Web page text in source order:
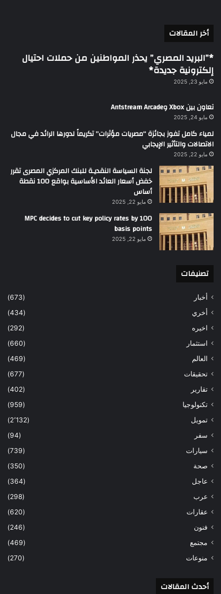
أخر المقالات
*”البريد المصري” يحذر المواطنين من حملات احتيال
إلكترونية جديدة*
مايو 23, 2025
تعاون بين Xbox وAntstream Arcade
مايو 24, 2025
لمياء كامل تفوز بجائزة “مصريات مؤثرات” تكريماً لدورها الرائد في مجال
الاتصالات والتأثير الإيجابي
مايو 22, 2025
لجنة السياسة النقديـة للبنك المركزي المصرى تقرر
خفض أسعار العائد الأساسية بواقع 100 نقطة
أساس
مايو 22, 2025
MPC decides to cut key policy rates by 100
basis points
مايو 22, 2025
تصنيفات
أخبار
(673)
أخري
(434)
اخيره
(292)
استثمار
(660)
العالم
(469)
تحقيقات
(677)
تقارير
(402)
تكنولوجيا
(959)
تمويل
(2٬132)
سفر
(94)
سيارات
(739)
صحة
(350)
عاجل
(364)
عرب
(298)
عقارات
(620)
فنون
(246)
مجتمع
(469)
منوعات
(270)
أحدث المقالات